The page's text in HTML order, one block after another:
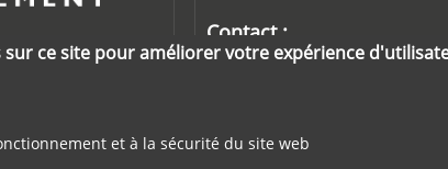
sur ce site pour améliorer votre expérience
et à la sécurité du site web
Contact :
md63@puy-de-dome.fr